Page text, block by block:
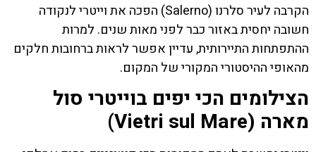
הקרבה לעיר סלרנו (Salerno) הפכה את וייטרי לנקודה
חשובה יחסית באזור כבר לפני מאות שנים. למרות
ההתפתחות התיירותית, עדיין אפשר לראות ברחובות חלקים
מהאופי ההיסטורי המקורי של המקום.
הצילומים הכי יפים בוייטרי סול
מארה (Vietri sul Mare)